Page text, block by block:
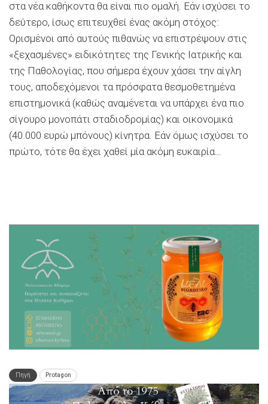
στα νέα καθήκοντα θα είναι πιο ομαλή. Εάν ισχύσει το
δεύτερο, ίσως επιτευχθεί ένας ακόμη στόχος:
Ορισμένοι από αυτούς πιθανώς να επιστρέψουν στις
«ξεχασμένες» ειδικότητες της Γενικής Ιατρικής και
της Παθολογίας, που σήμερα έχουν χάσει την αίγλη
τους, αποδεχόμενοι τα πρόσφατα θεσμοθετημένα
επιστημονικά (καθώς αναμένεται να υπάρχει ένα πιο
σίγουρο μονοπάτι σταδιοδρομίας) και οικονομικά
(40.000 ευρώ μπόνους) κίνητρα. Εάν όμως ισχύσει το
πρώτο, τότε θα έχει χαθεί μία ακόμη ευκαιρία…
Πηγή Protagon